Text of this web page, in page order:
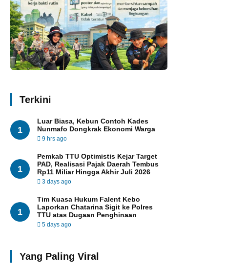
Terkini
1
Luar Biasa, Kebun Contoh Kades
Nunmafo Dongkrak Ekonomi Warga
9 hrs ago
1
Pemkab TTU Optimistis Kejar Target
PAD, Realisasi Pajak Daerah Tembus
Rp11 Miliar Hingga Akhir Juli 2026
3 days ago
1
Tim Kuasa Hukum Falent Kebo
Laporkan Chatarina Sigit ke Polres
TTU atas Dugaan Penghinaan
5 days ago
Yang Paling Viral